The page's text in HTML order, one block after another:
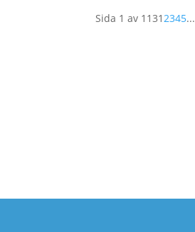
Sida 1 av 11312345...